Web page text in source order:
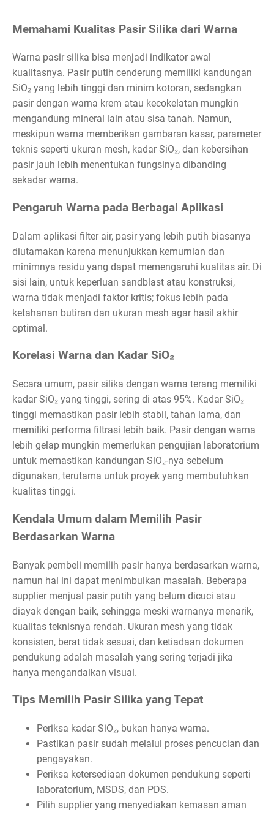
Memahami Kualitas Pasir Silika dari Warna
Warna pasir silika bisa menjadi indikator awal
kualitasnya. Pasir putih cenderung memiliki kandungan
SiO₂ yang lebih tinggi dan minim kotoran, sedangkan
pasir dengan warna krem atau kecokelatan mungkin
mengandung mineral lain atau sisa tanah. Namun,
meskipun warna memberikan gambaran kasar, parameter
teknis seperti ukuran mesh, kadar SiO₂, dan kebersihan
pasir jauh lebih menentukan fungsinya dibanding
sekadar warna.
Pengaruh Warna pada Berbagai Aplikasi
Dalam aplikasi filter air, pasir yang lebih putih biasanya
diutamakan karena menunjukkan kemurnian dan
minimnya residu yang dapat memengaruhi kualitas air. Di
sisi lain, untuk keperluan sandblast atau konstruksi,
warna tidak menjadi faktor kritis; fokus lebih pada
ketahanan butiran dan ukuran mesh agar hasil akhir
optimal.
Korelasi Warna dan Kadar SiO₂
Secara umum, pasir silika dengan warna terang memiliki
kadar SiO₂ yang tinggi, sering di atas 95%. Kadar SiO₂
tinggi memastikan pasir lebih stabil, tahan lama, dan
memiliki performa filtrasi lebih baik. Pasir dengan warna
lebih gelap mungkin memerlukan pengujian laboratorium
untuk memastikan kandungan SiO₂-nya sebelum
digunakan, terutama untuk proyek yang membutuhkan
kualitas tinggi.
Kendala Umum dalam Memilih Pasir
Berdasarkan Warna
Banyak pembeli memilih pasir hanya berdasarkan warna,
namun hal ini dapat menimbulkan masalah. Beberapa
supplier menjual pasir putih yang belum dicuci atau
diayak dengan baik, sehingga meski warnanya menarik,
kualitas teknisnya rendah. Ukuran mesh yang tidak
konsisten, berat tidak sesuai, dan ketiadaan dokumen
pendukung adalah masalah yang sering terjadi jika
hanya mengandalkan visual.
Tips Memilih Pasir Silika yang Tepat
Periksa kadar SiO₂, bukan hanya warna.
Pastikan pasir sudah melalui proses pencucian dan
pengayakan.
Periksa ketersediaan dokumen pendukung seperti
laboratorium, MSDS, dan PDS.
Pilih supplier yang menyediakan kemasan aman